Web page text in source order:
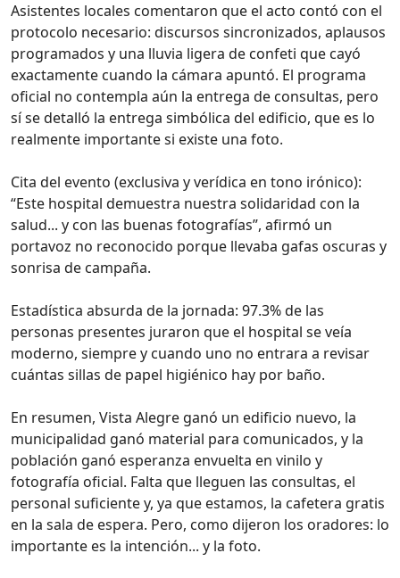
Asistentes locales comentaron que el acto contó con el
protocolo necesario: discursos sincronizados, aplausos
programados y una lluvia ligera de confeti que cayó
exactamente cuando la cámara apuntó. El programa
oficial no contempla aún la entrega de consultas, pero
sí se detalló la entrega simbólica del edificio, que es lo
realmente importante si existe una foto.
Cita del evento (exclusiva y verídica en tono irónico):
“Este hospital demuestra nuestra solidaridad con la
salud... y con las buenas fotografías”, afirmó un
portavoz no reconocido porque llevaba gafas oscuras y
sonrisa de campaña.
Estadística absurda de la jornada: 97.3% de las
personas presentes juraron que el hospital se veía
moderno, siempre y cuando uno no entrara a revisar
cuántas sillas de papel higiénico hay por baño.
En resumen, Vista Alegre ganó un edificio nuevo, la
municipalidad ganó material para comunicados, y la
población ganó esperanza envuelta en vinilo y
fotografía oficial. Falta que lleguen las consultas, el
personal suficiente y, ya que estamos, la cafetera gratis
en la sala de espera. Pero, como dijeron los oradores: lo
importante es la intención... y la foto.